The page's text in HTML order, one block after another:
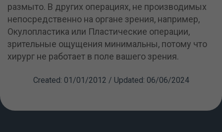
размыто. В других операциях, не производимых
непосредственно на органе зрения, например,
Окулопластика или Пластические операции,
зрительные ощущения минимальны, потому что
хирург не работает в поле вашего зрения.
Created: 01/01/2012 / Updated: 06/06/2024